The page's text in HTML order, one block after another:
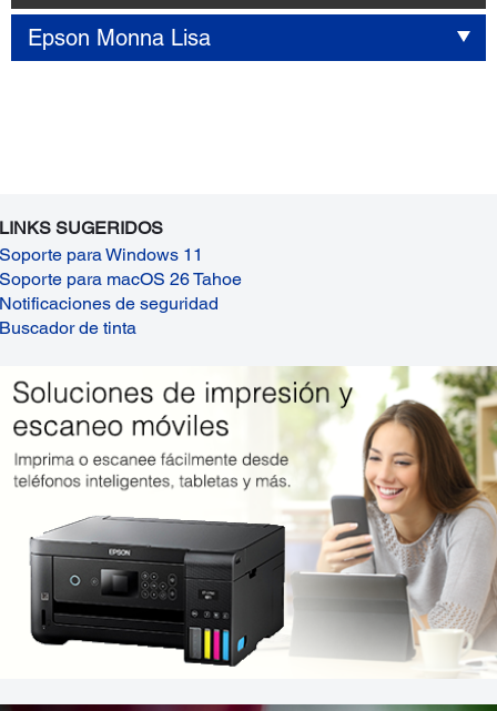
Epson Monna Lisa
LINKS SUGERIDOS
Soporte para Windows 11
Soporte para macOS 26 Tahoe
Notificaciones de seguridad
Buscador de tinta